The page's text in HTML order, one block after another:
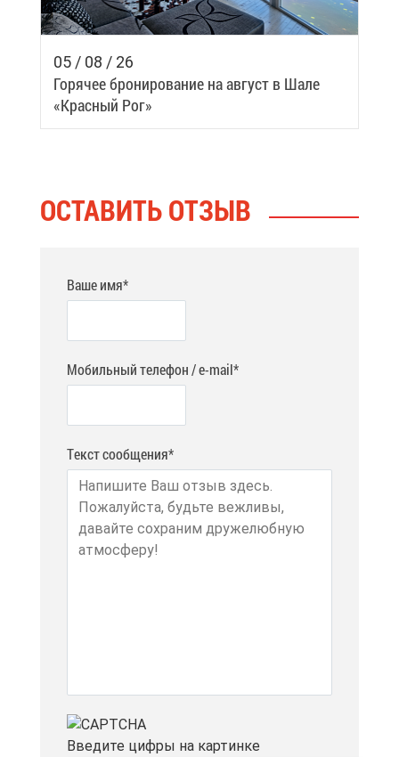
05 / 08 / 26
Го­ря­чее бро­ни­ро­ва­ние на ав­густ в Ша­ле
«Крас­ный Рог»
ОСТА­ВИТЬ ОТ­ЗЫВ
Ваше имя*
Мобильный телефон / e-mail*
Текст сообщения*
Вве­ди­те циф­ры на кар­тин­ке